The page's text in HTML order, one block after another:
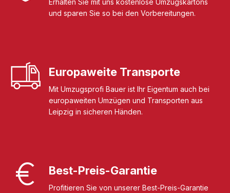
Erhalten Sie mit uns kostenlose Umzugskartons
und sparen Sie so bei den Vorbereitungen.
Europaweite Transporte
Mit Umzugsprofi Bauer ist Ihr Eigentum auch bei
europaweiten Umzügen und Transporten aus
Leipzig in sicheren Händen.
Best-Preis-Garantie
Profitieren Sie von unserer Best-Preis-Garantie